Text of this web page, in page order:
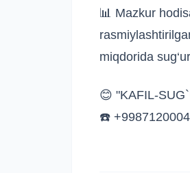
📊 Mazkur
miqdorida
😊 "KAFIL-
☎️